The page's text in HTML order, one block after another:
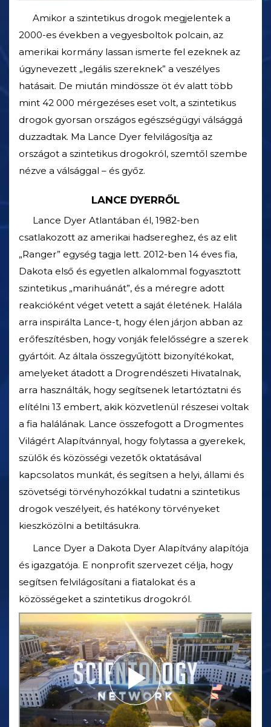
Amikor a szintetikus drogok megjelentek a
2000-es években a vegyesboltok polcain, az
amerikai kormány lassan ismerte fel ezeknek az
úgynevezett „legális szereknek” a veszélyes
hatásait. De miután mindössze öt év alatt több
mint 42 000 mérgezéses eset volt, a szintetikus
drogok gyorsan országos egészségügyi válsággá
duzzadtak. Ma Lance Dyer felvilágosítja az
országot a szintetikus drogokról, szemtől szembe
nézve a válsággal – és győz.
LANCE DYERRŐL
Lance Dyer Atlantában él, 1982-ben
csatlakozott az amerikai hadsereghez, és az elit
„Ranger” egység tagja lett. 2012-ben 14 éves fia,
Dakota első és egyetlen alkalommal fogyasztott
szintetikus „marihuánát”, és a méregre adott
reakcióként véget vetett a saját életének. Halála
arra inspirálta Lance-t, hogy élen járjon abban az
erőfeszítésben, hogy vonják felelősségre a szerek
gyártóit. Az általa összegyűjtött bizonyítékokat,
amelyeket átadott a Drogrendészeti Hivatalnak,
arra használták, hogy segítsenek letartóztatni és
elítélni 13 embert, akik közvetlenül részesei voltak
a fia halálának. Lance összefogott a Drogmentes
Világért Alapítvánnyal, hogy folytassa a gyerekek,
szülők és közösségi vezetők oktatásával
kapcsolatos munkát, és segítsen a helyi, állami és
szövetségi törvényhozókkal tudatni a szintetikus
drogok veszélyeit, és hatékony törvényeket
kieszközölni a betiltásukra.
Lance Dyer a Dakota Dyer Alapítvány alapítója
és igazgatója. E nonprofit szervezet célja, hogy
segítsen felvilágosítani a fiatalokat és a
közösségeket a szintetikus drogokról.